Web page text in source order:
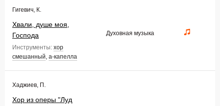
Гигевич, К.
Хвали, душе моя,
Господа
Инструменты: хор
смешанный, а-капелла
Духовная музыка
Хаджиев, П.
Хор из оперы "Луд